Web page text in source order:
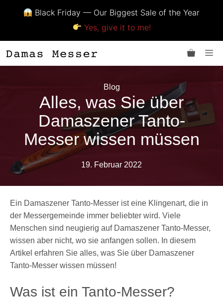
Black Friday — Our Biggest Sale of the Year
Yes, give it to me!
Inhalt
Blog
Alles, was Sie über
Damaszener Tanto-
Messer wissen müssen
19. Februar 2022
Ein Damaszener Tanto-Messer ist eine Klingenart, die in
der Messergemeinde immer beliebter wird. Viele
Menschen sind neugierig auf Damaszener Tanto-Messer,
wissen aber nicht, wo sie anfangen sollen. In diesem
Artikel erfahren Sie alles, was Sie über Damaszener
Tanto-Messer wissen müssen!
Was ist ein Tanto-Messer?